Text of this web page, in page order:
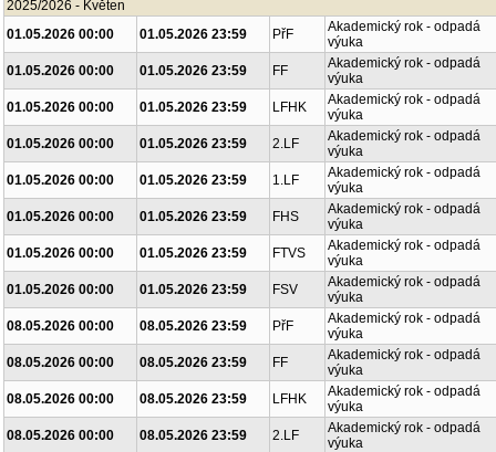
2025/2026 - Květen
01.05.2026 00:00
01.05.2026 23:59 PřF
Akademický rok - odpadá
výuka
01.05.2026 00:00
01.05.2026 23:59 FF
Akademický rok - odpadá
výuka
01.05.2026 00:00
01.05.2026 23:59 LFHK
Akademický rok - odpadá
výuka
01.05.2026 00:00
01.05.2026 23:59 2.LF
Akademický rok - odpadá
výuka
01.05.2026 00:00
01.05.2026 23:59 1.LF
Akademický rok - odpadá
výuka
01.05.2026 00:00
01.05.2026 23:59 FHS
Akademický rok - odpadá
výuka
01.05.2026 00:00
01.05.2026 23:59 FTVS
Akademický rok - odpadá
výuka
01.05.2026 00:00
01.05.2026 23:59 FSV
Akademický rok - odpadá
výuka
08.05.2026 00:00
08.05.2026 23:59 PřF
Akademický rok - odpadá
výuka
08.05.2026 00:00
08.05.2026 23:59 FF
Akademický rok - odpadá
výuka
08.05.2026 00:00
08.05.2026 23:59 LFHK
Akademický rok - odpadá
výuka
08.05.2026 00:00
08.05.2026 23:59 2.LF
Akademický rok - odpadá
výuka